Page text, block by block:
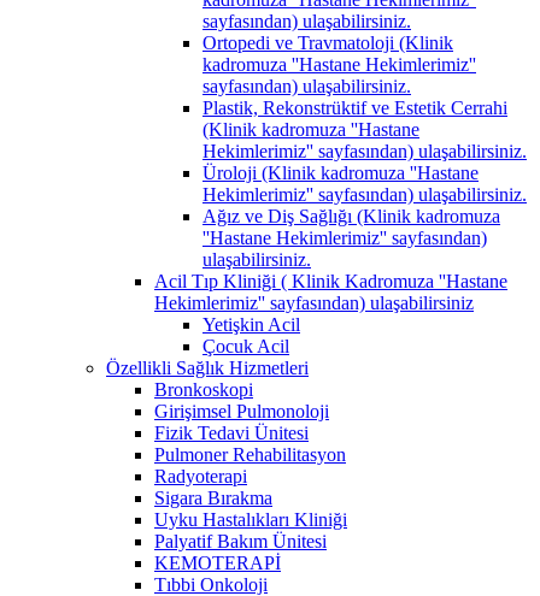
sayfasından) ulaşabilirsiniz.
Ortopedi ve Travmatoloji (Klinik
kadromuza ''Hastane Hekimlerimiz''
sayfasından) ulaşabilirsiniz.
Plastik, Rekonstrüktif ve Estetik Cerrahi
(Klinik kadromuza ''Hastane
Hekimlerimiz'' sayfasından) ulaşabilirsiniz.
Üroloji (Klinik kadromuza ''Hastane
Hekimlerimiz'' sayfasından) ulaşabilirsiniz.
Ağız ve Diş Sağlığı (Klinik kadromuza
''Hastane Hekimlerimiz'' sayfasından)
ulaşabilirsiniz.
Acil Tıp Kliniği ( Klinik Kadromuza ''Hastane
Hekimlerimiz'' sayfasından) ulaşabilirsiniz
Yetişkin Acil
Çocuk Acil
Özellikli Sağlık Hizmetleri
Bronkoskopi
Girişimsel Pulmonoloji
Fizik Tedavi Ünitesi
Pulmoner Rehabilitasyon
Radyoterapi
Sigara Bırakma
Uyku Hastalıkları Kliniği
Palyatif Bakım Ünitesi
KEMOTERAPİ
Tıbbi Onkoloji